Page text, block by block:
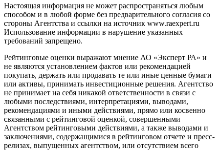
Настоящая информация не может распространяться любым
способом и в любой форме без предварительного согласия со
стороны Агентства и ссылки на источник www.raexpert.ru
Использование информации в нарушение указанных
требований запрещено.
Рейтинговые оценки выражают мнение АО «Эксперт РА» и
не являются установлением фактов или рекомендацией
покупать, держать или продавать те или иные ценные бумаги
или активы, принимать инвестиционные решения. Агентство
не принимает на себя никакой ответственности в связи с
любыми последствиями, интерпретациями, выводами,
рекомендациями и иными действиями, прямо или косвенно
связанными с рейтинговой оценкой, совершенными
Агентством рейтинговыми действиями, а также выводами и
заключениями, содержащимися в рейтинговом отчете и пресс-
релизах, выпущенных агентством, или отсутствием всего